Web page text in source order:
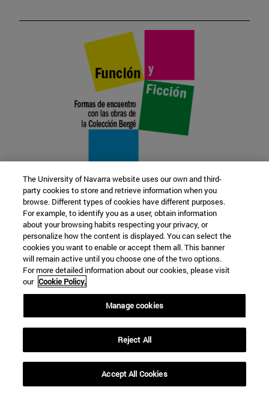
22 SEP
FUNCIÓN Y FICCIÓN. Varios artistas
Más información
The University of Navarra website uses our own and third-
party cookies to store and retrieve information when you
browse. Different types of cookies have different purposes.
For example, to identify you as a user, obtain information
about your browsing habits respecting your privacy, or
personalize how the content is displayed. You can select the
cookies you want to enable or accept them all. This banner
will remain active until you choose one of the two options.
For more detailed information about our cookies, please visit
our Cookie Policy.
Manage cookies
Reject All
Accept All Cookies